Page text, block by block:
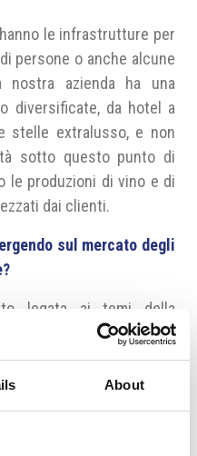
About
le infrastrutture per
persone o anche alcune
nostra azienda ha una
diversificate, da hotel a
stelle extralusso, e non
sotto questo punto di
le produzioni di vino e di
dai clienti.
sul mercato degli
legata ai temi della
ad esempio una
E questi temi sono
clienti.
disposte a investire